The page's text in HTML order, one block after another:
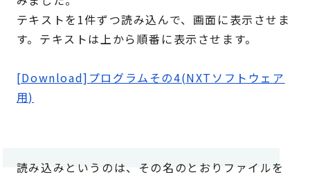
テキストを1件ずつ読み込んで、画面に表示させま
す。テキストは上から順番に表示させます。
[Download]プログラムその4(NXTソフトウェア
用)
読み込みというのは、その名のとおりファイルを